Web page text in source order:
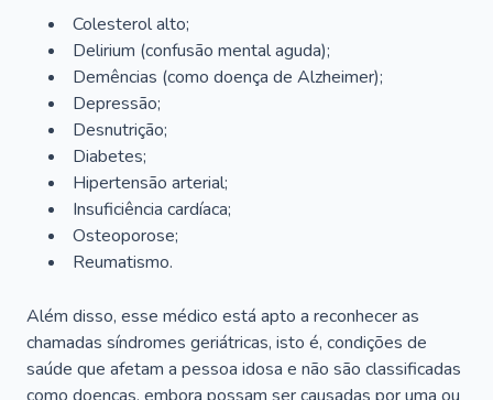
Colesterol alto;
Delirium (confusão mental aguda);
Demências (como doença de Alzheimer);
Depressão;
Desnutrição;
Diabetes;
Hipertensão arterial;
Insuficiência cardíaca;
Osteoporose;
Reumatismo.
Além disso, esse médico está apto a reconhecer as
chamadas síndromes geriátricas, isto é, condições de
saúde que afetam a pessoa idosa e não são classificadas